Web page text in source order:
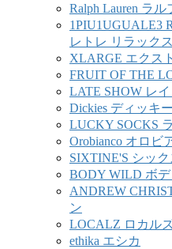
Ralph Lauren ラ
1PIU1UGUALE3
レトレ リラックス
XLARGE エクス
FRUIT OF THE
LATE SHOW レ
Dickies ディッキ
LUCKY SOCKS
Orobianco オロビ
SIXTINE'S シッ
BODY WILD ボ
ANDREW
ン
LOCALZ ロカル
ethika エシカ